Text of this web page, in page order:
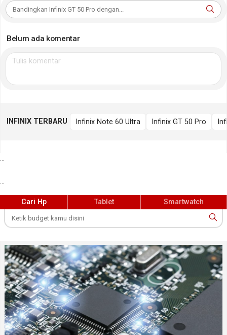
Belum ada komentar
INFINIX TERBARU Infinix Note 60 Ultra Infinix GT 50 Pro
Cari Hp Tablet Smartwatch